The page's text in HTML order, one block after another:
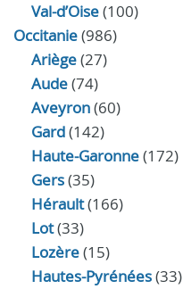
Val-d’Oise(100)
Occitanie(986)
Ariège(27)
Aude(74)
Aveyron(60)
Gard(142)
Haute-Garonne(172)
Gers(35)
Hérault(166)
Lot(33)
Lozère(15)
Hautes-Pyrénées(33)